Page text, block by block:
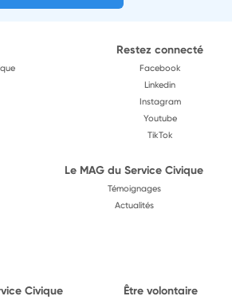
Restez connecté
Facebook
Linkedin
Instagram
Youtube
TikTok
Le MAG du Service Civique
Témoignages
Actualités
Civique Être volontaire